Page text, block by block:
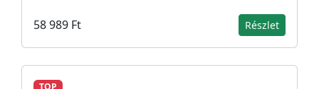
58 989 Ft Részlet
TOP